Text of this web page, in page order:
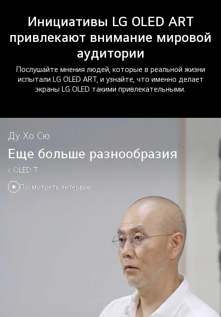
Инициативы LG OLED ART
привлекают внимание мировой
аудитории
Послушайте мнения людей, которые в реальной жизни
испытали LG OLED ART, и узнайте, что именно делает
экраны LG OLED такими привлекательными.
Ду Хо Сю
Еще больше разнообразия
с OLED T
Посмотреть интервью